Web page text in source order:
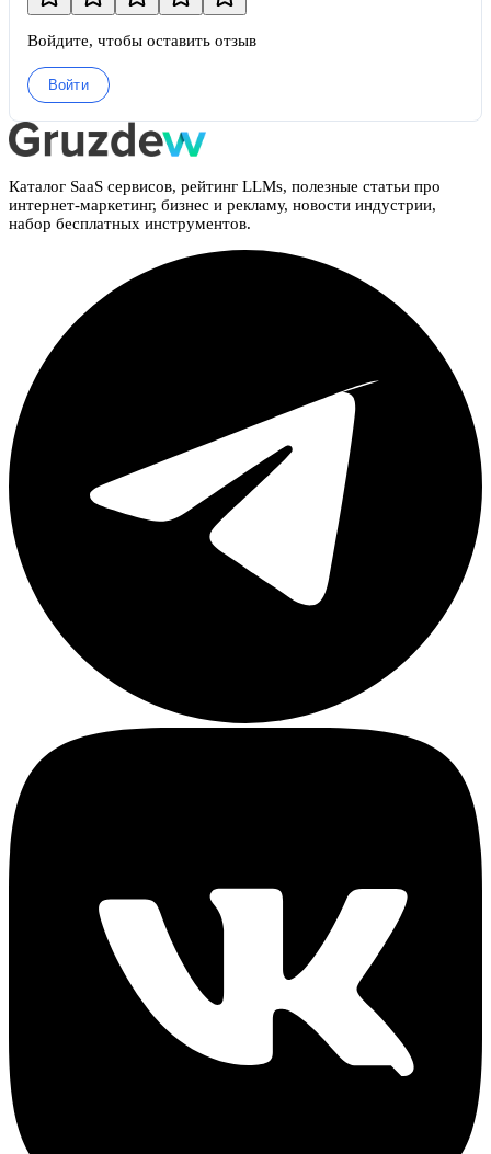
Войдите, чтобы оставить отзыв
Войти
Каталог SaaS сервисов, рейтинг LLMs, полезные статьи про
интернет-маркетинг, бизнес и рекламу, новости индустрии,
набор бесплатных инструментов.